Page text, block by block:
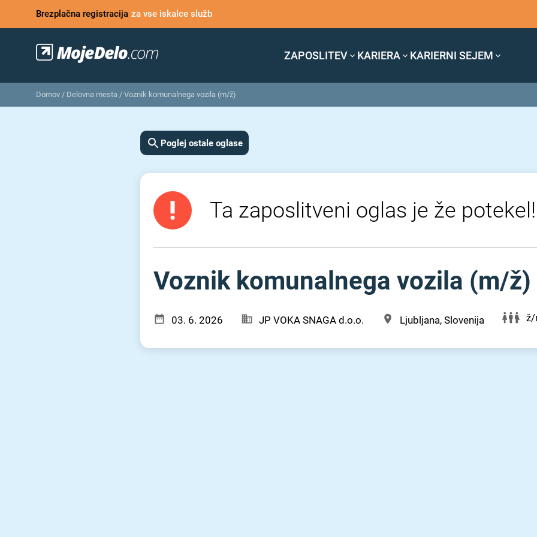
Brezplačna registracija za vse iskalce služb
ZAPOSLITEV KARIERA KARIERNI SEJEM
Domov / Delovna mesta / Voznik komunalnega vozila (m/ž)
Poglej ostale oglase
Ta zaposlitveni oglas je že potekel!
Voznik komunalnega vozila (m⁠/⁠ž)
03. 6. 2026 JP VOKA SNAGA d.o.o. Ljubljana, Slovenija